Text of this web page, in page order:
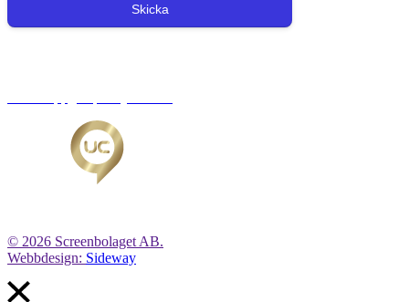
Skicka
© 2026 Screenbolaget AB.
Webbdesign: Sideway